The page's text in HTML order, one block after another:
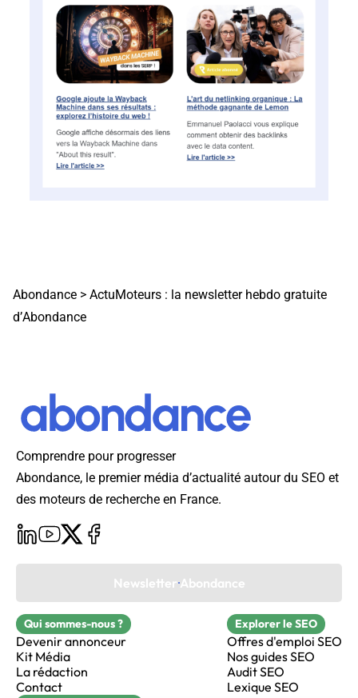
Abondance > ActuMoteurs : la newsletter hebdo gratuite
d’Abondance
Comprendre pour progresser
Abondance, le premier média d’actualité autour du SEO et
des moteurs de recherche en France.
Newsletter Abondance
Qui sommes-nous ?
Devenir annonceur
Kit Média
La rédaction
Contact
Explorer le SEO
Offres d'emploi SEO
Nos guides SEO
Audit SEO
Lexique SEO